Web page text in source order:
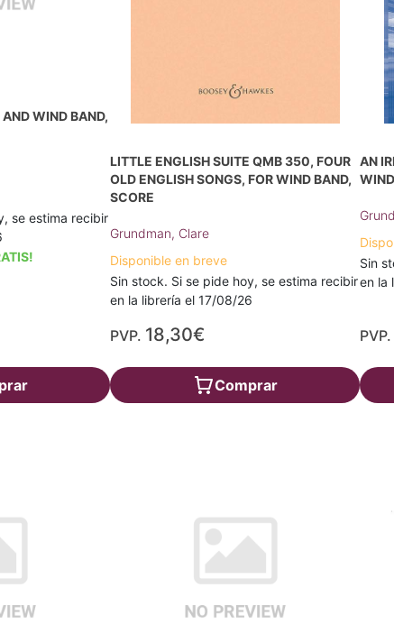
WIND BAND,
se estima recibir
LITTLE ENGLISH SUITE QMB 350, FOUR
OLD ENGLISH SONGS, FOR WIND BAND,
SCORE
Grundman, Clare
Disponible en breve
Sin stock. Si se pide hoy, se estima recibir
en la librería el 17/08/26
PVP. 18,30€
Comprar
AN
Sin
en la
PVP.